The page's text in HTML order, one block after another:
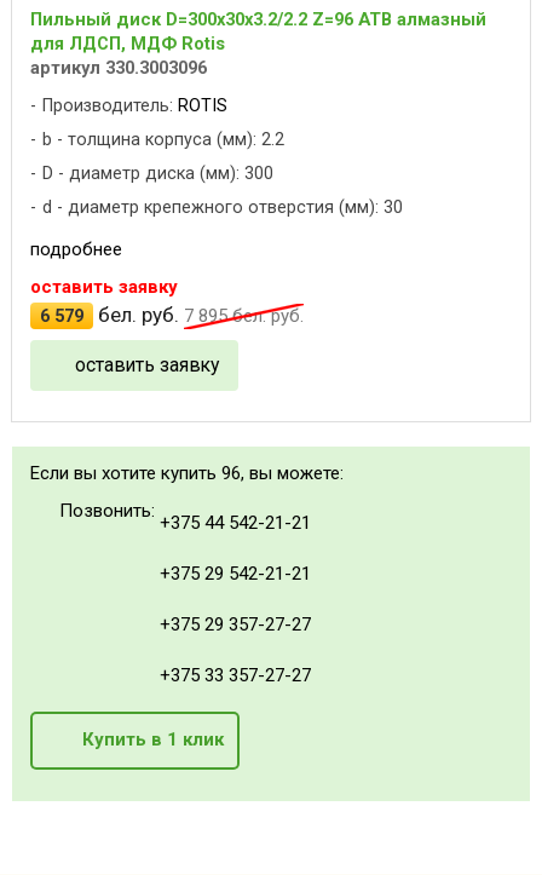
Пильный диск D=300x30x3.2/2.2 Z=96 ATB алмазный
для ЛДСП, МДФ Rotis
артикул 330.3003096
Производитель: ROTIS
b - толщина корпуса (мм): 2.2
D - диаметр диска (мм): 300
d - диаметр крепежного отверстия (мм): 30
подробнее
оставить заявку
6 579
бел. руб. 7 895бел. руб.
оставить заявку
Если вы хотите купить 96, вы можете:
Позвонить:
+375 44 542-21-21
+375 29 542-21-21
+375 29 357-27-27
+375 33 357-27-27
Купить в 1 клик